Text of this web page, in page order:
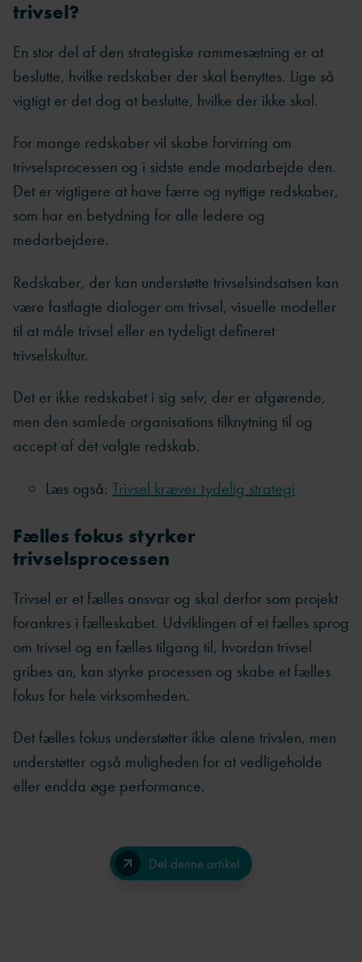
trivsel?
En stor del af den strategiske rammesætning er at
beslutte, hvilke redskaber der skal benyttes. Lige så
vigtigt er det dog at beslutte, hvilke der ikke skal.
For mange redskaber vil skabe forvirring om
trivselsprocessen og i sidste ende modarbejde den.
Det er vigtigere at have færre og nyttige redskaber,
som har en betydning for alle ledere og
medarbejdere.
Redskaber, der kan understøtte trivselsindsatsen kan
være fastlagte dialoger om trivsel, visuelle modeller
til at måle trivsel eller en tydeligt defineret
trivselskultur.
Det er ikke redskabet i sig selv, der er afgørende,
men den samlede organisations tilknytning til og
accept af det valgte redskab.
Læs også: Trivsel kræver tydelig strategi
Fælles fokus styrker
trivselsprocessen
Trivsel er et fælles ansvar og skal derfor som projekt
forankres i fælleskabet. Udviklingen af et fælles sprog
om trivsel og en fælles tilgang til, hvordan trivsel
gribes an, kan styrke processen og skabe et fælles
fokus for hele virksomheden.
Det fælles fokus understøtter ikke alene trivslen, men
understøtter også muligheden for at vedligeholde
eller endda øge performance.
Del denne artikel